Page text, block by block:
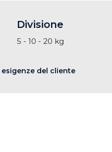
Divisione
5 - 10 - 20 kg
del cliente